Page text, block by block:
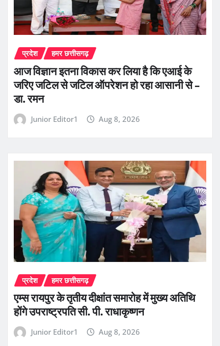
प्रदेश हमर छत्तीसगढ़
आज विज्ञान इतना विकास कर लिया है कि एआई के
जरिए जटिल से जटिल ऑपरेशन हो रहा आसानी से –
डा. रमन
Junior Editor1 Aug 8, 2026
प्रदेश हमर छत्तीसगढ़
एम्स रायपुर के तृतीय दीक्षांत समारोह में मुख्य अतिथि
होंगे उपराष्ट्रपति सी. पी. राधाकृष्णन
Junior Editor1 Aug 8, 2026